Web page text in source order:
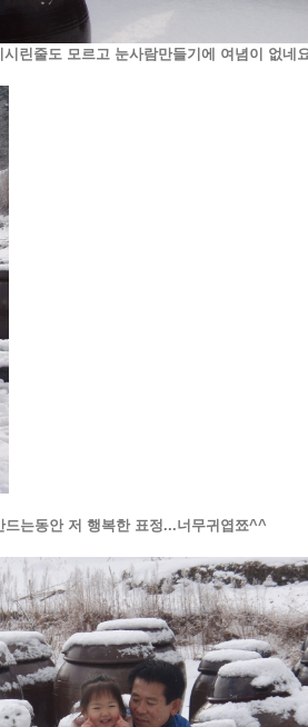
린줄도 모르고 눈사람만들기에 여념이 없네
드는동안 저 행복한 표정...너무귀엽쬬^^